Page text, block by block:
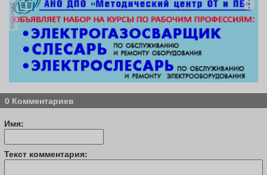
реклама
0 Комментариев
Имя:
Текст комментария: